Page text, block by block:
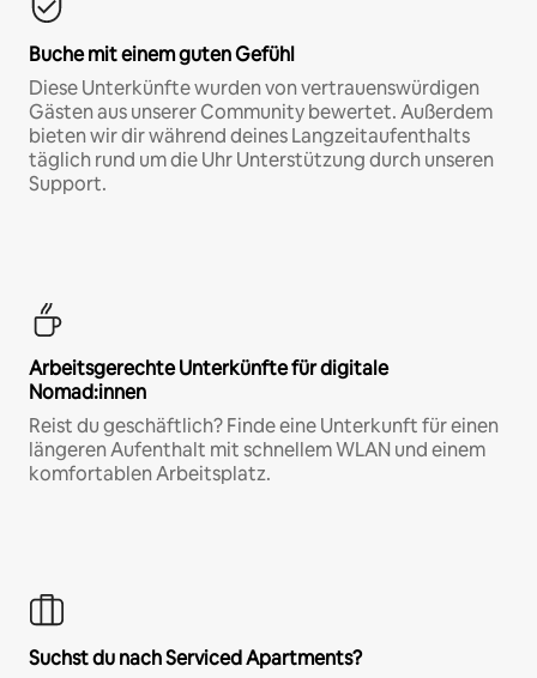
Buche mit einem guten Gefühl
Diese Unterkünfte wurden von vertrauenswürdigen
Gästen aus unserer Community bewertet. Außerdem
bieten wir dir während deines Langzeitaufenthalts
täglich rund um die Uhr Unterstützung durch unseren
Support.
Arbeitsgerechte Unterkünfte für digitale
Nomad:innen
Reist du geschäftlich? Finde eine Unterkunft für einen
längeren Aufenthalt mit schnellem WLAN und einem
komfortablen Arbeitsplatz.
Suchst du nach Serviced Apartments?